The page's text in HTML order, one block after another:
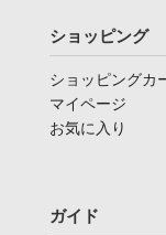
ショッピング
ショッピングカ
マイページ
お気に入り
ガイド